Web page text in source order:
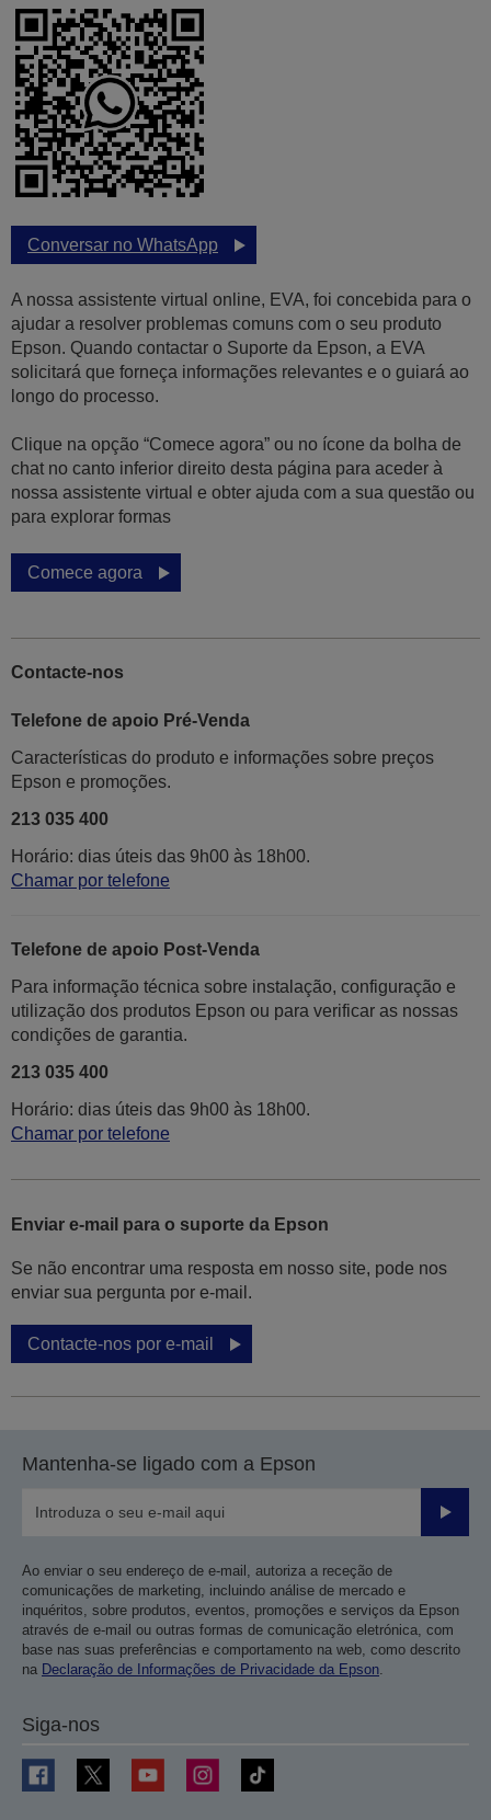
Conversar no WhatsApp
A nossa assistente virtual online, EVA, foi concebida para o
ajudar a resolver problemas comuns com o seu produto
Epson. Quando contactar o Suporte da Epson, a EVA
solicitará que forneça informações relevantes e o guiará ao
longo do processo.
Clique na opção “Comece agora” ou no ícone da bolha de
chat no canto inferior direito desta página para aceder à
nossa assistente virtual e obter ajuda com a sua questão ou
para explorar formas
Comece agora
Contacte-nos
Telefone de apoio Pré-Venda
Características do produto e informações sobre preços
Epson e promoções.
213 035 400
Horário: dias úteis das 9h00 às 18h00.
Chamar por telefone
Telefone de apoio Post-Venda
Para informação técnica sobre instalação, configuração e
utilização dos produtos Epson ou para verificar as nossas
condições de garantia.
213 035 400
Horário: dias úteis das 9h00 às 18h00.
Chamar por telefone
Enviar e-mail para o suporte da Epson
Se não encontrar uma resposta em nosso site, pode nos
enviar sua pergunta por e-mail.
Contacte-nos por e-mail
Mantenha-se ligado com a Epson
Enviar
Ao enviar o seu endereço de e-mail, autoriza a receção de
comunicações de marketing, incluindo análise de mercado e
inquéritos, sobre produtos, eventos, promoções e serviços da Epson
através de e-mail ou outras formas de comunicação eletrónica, com
base nas suas preferências e comportamento na web, como descrito
na Declaração de Informações de Privacidade da Epson.
Siga-nos